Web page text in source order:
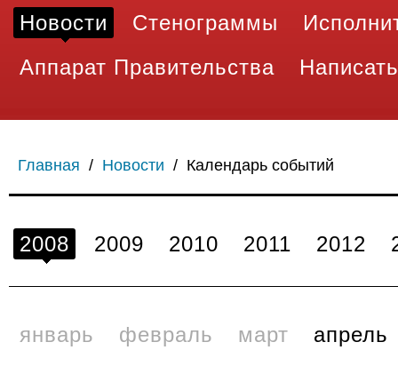
Новости Стенограммы
Аппарат Правительства
Главная / Новости / Календарь событий
2008 2009 2010 2011 2012
январь февраль март
апрель